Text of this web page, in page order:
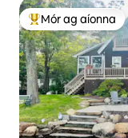
An-mhór ag aíonna
Mór ag aíonna